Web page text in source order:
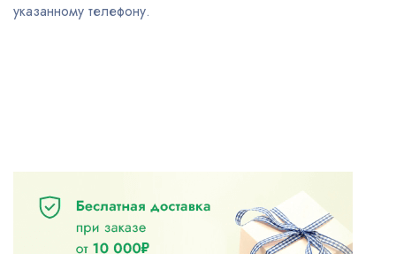
указанному телефону.